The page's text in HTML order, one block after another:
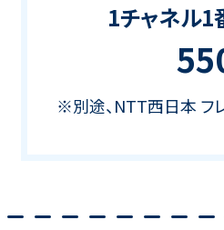
1チャネル1
※別途、NTT西日本 フ